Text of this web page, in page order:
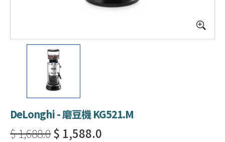
DeLonghi - 磨豆機 KG521.M
$ 1,688.0$ 1,588.0